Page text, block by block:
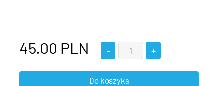
45.00 PLN